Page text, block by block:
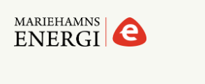
Gå
till
startsidan